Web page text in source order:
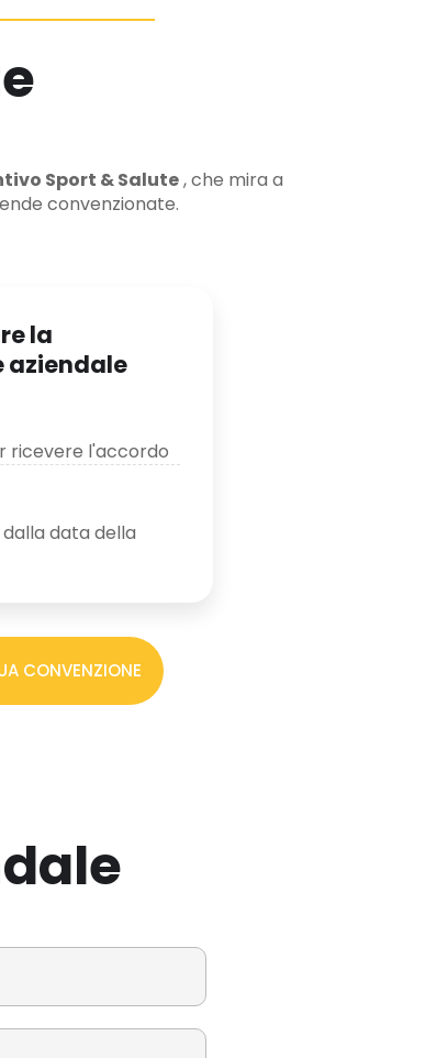
Sport & Salute, che mira a
convenzionate.
la
aziendale
ricevere l'accordo
dalla data della
CONVENZIONE